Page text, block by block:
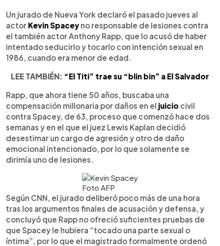
► Escuchar artículo
Un jurado de Nueva York declaró el pasado jueves al
actor Kevin Spacey no responsable de lesiones contra
el también actor Anthony Rapp, que lo acusó de haber
intentado seducirlo y tocarlo con intención sexual en
1986, cuando era menor de edad.
LEE TAMBIÉN: “El Titi” trae su “blin bin” a El Salvador
Rapp, que ahora tiene 50 años, buscaba una
compensación millonaria por daños en el juicio civil
contra Spacey, de 63, proceso que comenzó hace dos
semanas y en el que el juez Lewis Kaplan decidió
desestimar un cargo de agresión y otro de daño
emocional intencionado, por lo que solamente se
dirimía uno de lesiones.
Foto AFP
Según CNN, el jurado deliberó poco más de una hora
tras los argumentos finales de acusación y defensa, y
concluyó que Rapp no ofreció suficientes pruebas de
que Spacey le hubiera “tocado una parte sexual o
íntima”, por lo que el magistrado formalmente ordenó